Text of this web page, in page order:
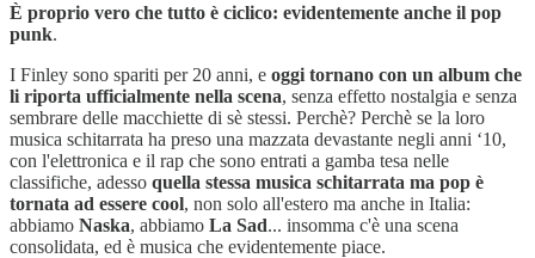
È proprio vero che tutto è ciclico: evidentemente anche il pop
punk.
I Finley sono spariti per 20 anni, e oggi tornano con un album che
li riporta ufficialmente nella scena, senza effetto nostalgia e senza
sembrare delle macchiette di sè stessi. Perchè? Perchè se la loro
musica schitarrata ha preso una mazzata devastante negli anni ‘10,
con l'elettronica e il rap che sono entrati a gamba tesa nelle
classifiche, adesso quella stessa musica schitarrata ma pop è
tornata ad essere cool, non solo all'estero ma anche in Italia:
abbiamo Naska, abbiamo La Sad... insomma c'è una scena
consolidata, ed è musica che evidentemente piace.